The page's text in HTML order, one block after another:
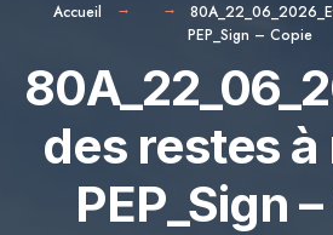
Accueil
PEP_Sign – Copie
des restes
PEP_Sign